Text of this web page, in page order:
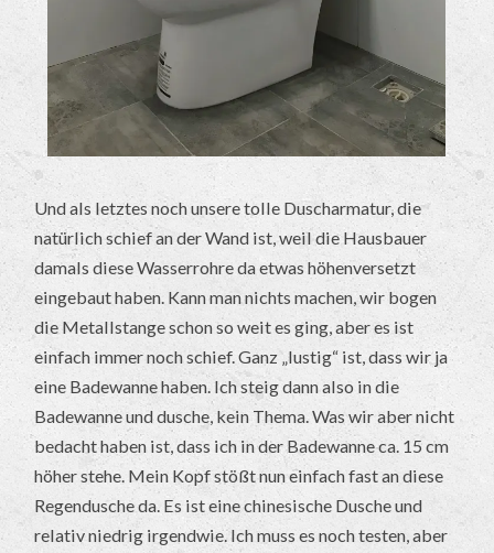
Und als letztes noch unsere tolle Duscharmatur, die
natürlich schief an der Wand ist, weil die Hausbauer
damals diese Wasserrohre da etwas höhenversetzt
eingebaut haben. Kann man nichts machen, wir bogen
die Metallstange schon so weit es ging, aber es ist
einfach immer noch schief. Ganz „lustig“ ist, dass wir ja
eine Badewanne haben. Ich steig dann also in die
Badewanne und dusche, kein Thema. Was wir aber nicht
bedacht haben ist, dass ich in der Badewanne ca. 15 cm
höher stehe. Mein Kopf stößt nun einfach fast an diese
Regendusche da. Es ist eine chinesische Dusche und
relativ niedrig irgendwie. Ich muss es noch testen, aber